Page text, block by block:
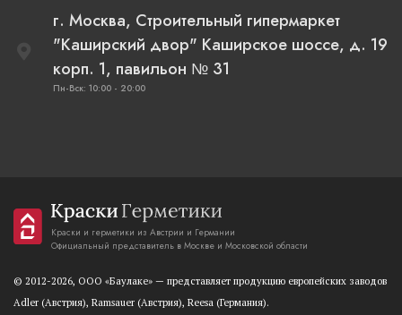
г. Москва, Строительный гипермаркет
"Каширский двор" Каширское шоссе, д. 19
корп. 1, павильон № 31
Пн-Вск: 10:00 - 20:00
Краски и герметики из Австрии и Германии
Официальный представитель в Москве и Московской области
© 2012-2026, OOO «Баулаке» — представляет продукцию европейских заводов
Adler (Австрия), Ramsauer (Австрия), Reesa (Германия).